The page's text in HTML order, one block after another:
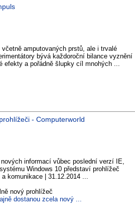
amputovaných prstů, ale i trvalé
bývá každoroční bilance vyznění
efekty a pořádně šlupky cíl mnohých ...
- Computerworld
informací vůbec poslední verzí IE,
Windows 10 představí prohlížeč
komunikace | 31.12.2014 ...
nový prohlížeč
dostanou zcela nový ...